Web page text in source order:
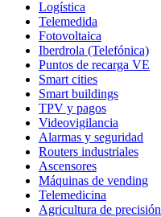
Logística
Telemedida
Fotovoltaica
Iberdrola (Telefónica)
Puntos de recarga VE
Smart cities
Smart buildings
TPV y pagos
Videovigilancia
Alarmas y seguridad
Routers industriales
Ascensores
Máquinas de vending
Telemedicina
Agricultura de precisión